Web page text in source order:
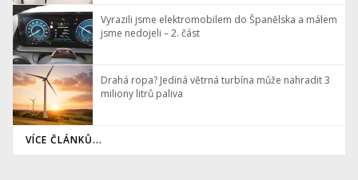
Vyrazili jsme elektromobilem do Španělska a málem
jsme nedojeli – 2. část
Drahá ropa? Jediná větrná turbína může nahradit 3
miliony litrů paliva
VÍCE ČLÁNKŮ...